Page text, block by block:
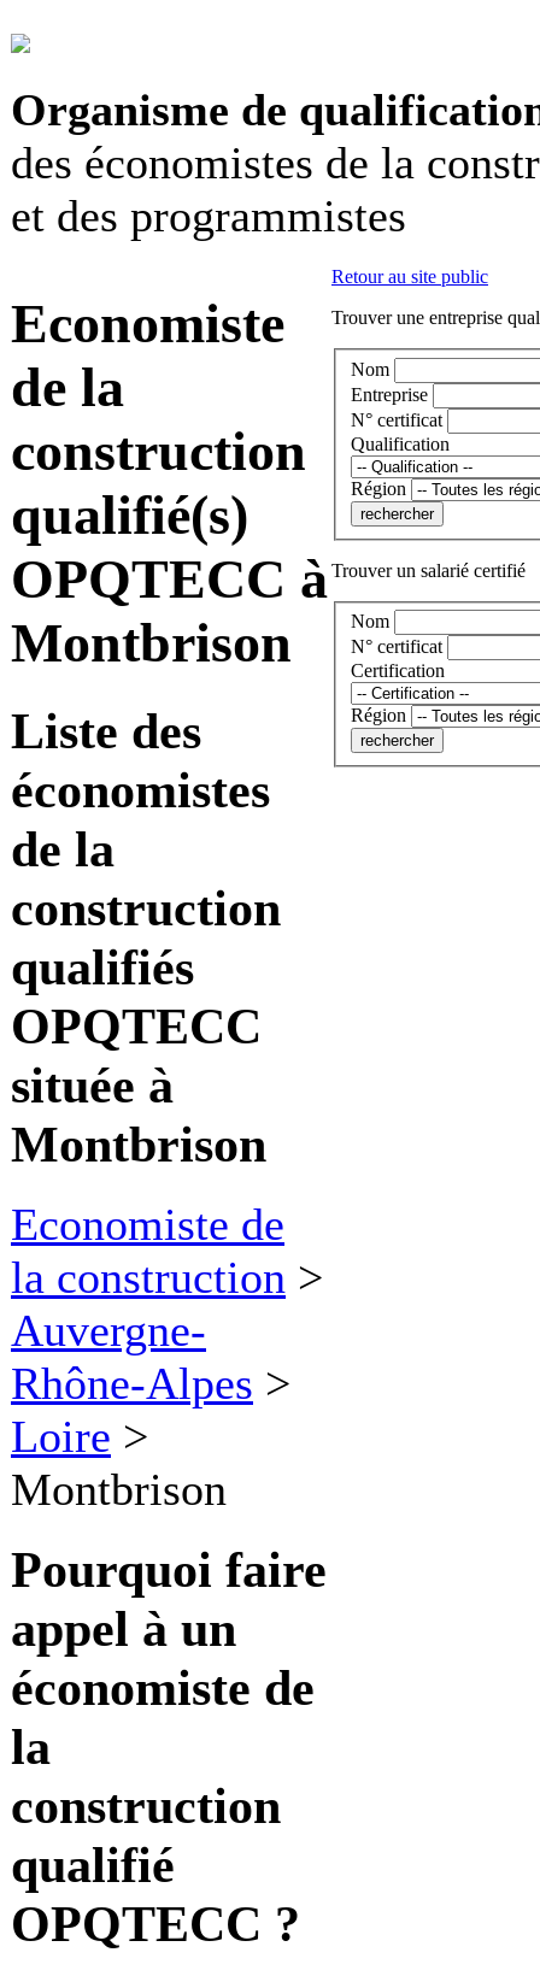
Organisme de
des économistes de la
et des programmistes
Economiste
de la
construction
qualifié(s)
OPQTECC à
Montbrison
Liste des
économistes
de la
construction
qualifiés
OPQTECC
située à
Montbrison
Economiste de
la construction >
Auvergne-
Rhône-Alpes >
Loire >
Montbrison
Pourquoi faire
appel à un
économiste de
la
construction
qualifié
OPQTECC ?
Retour au site public
Trouver une entreprise
Nom
Entreprise
N° certificat
Qualification
Région
Trouver un salarié certifié
Nom
N° certificat
Certification
Région